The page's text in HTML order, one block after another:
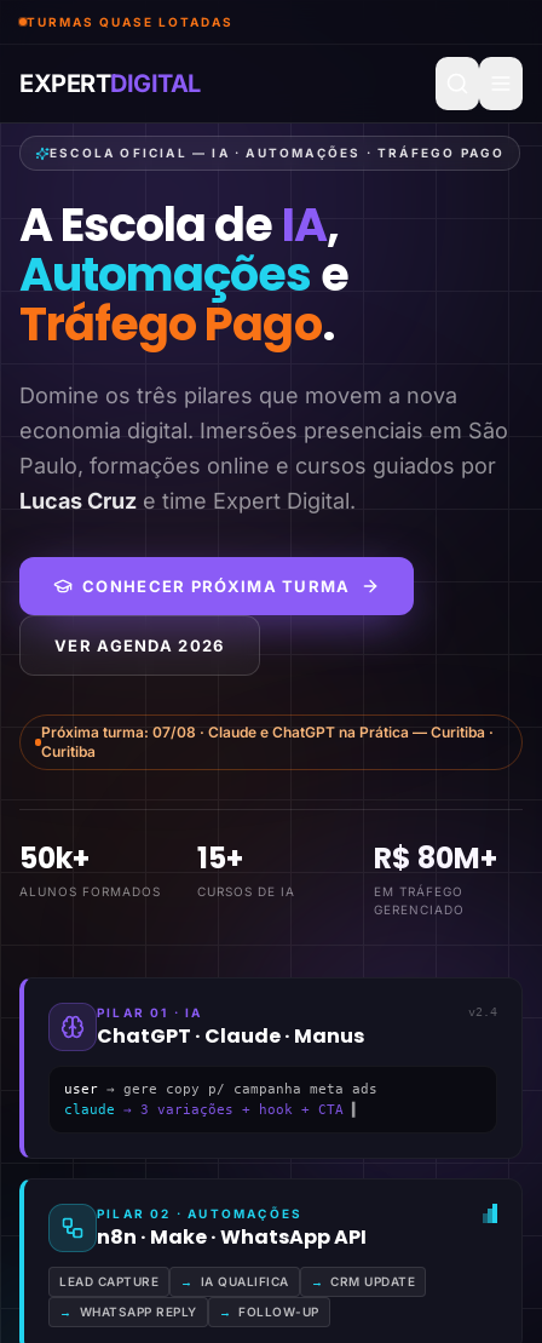
TURMAS QUASE LOTADAS
EXPERTDIGITAL
ESCOLA OFICIAL — IA · AUTOMAÇÕES · TRÁFEGO PAGO
A Escola deIA,
Automaçõese
Tráfego Pago.
Domine os três pilares que movem a nova
economia digital. Imersões presenciais em São
Paulo, formações online e cursos guiados por
Lucas Cruz e time Expert Digital.
CONHECER PRÓXIMA TURMA
VER AGENDA 2026
Próxima turma:07/08 ·Claude e ChatGPT na Prática — Curitiba ·
Curitiba
50k+
ALUNOS FORMADOS
15+
CURSOS DE IA
R$ 80M+
EM TRÁFEGO
GERENCIADO
PILAR 01 · IA
ChatGPT · Claude · Manus
v2.4
user → gere copy p/ campanha meta ads
claude → 3 variações + hook + CTA
PILAR 02 · AUTOMAÇÕES
n8n · Make · WhatsApp API
LEAD CAPTURE → IA QUALIFICA → CRM UPDATE
→ WHATSAPP REPLY → FOLLOW-UP